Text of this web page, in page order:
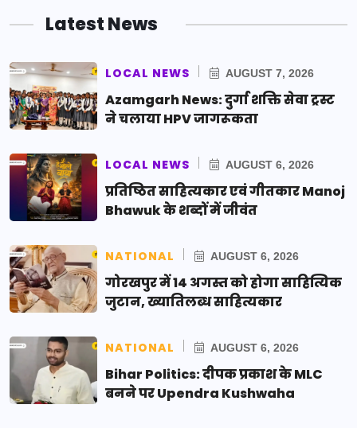
Latest News
LOCAL NEWS AUGUST 7, 2026
Azamgarh News: दुर्गा शक्ति सेवा ट्रस्ट
ने चलाया HPV जागरूकता
LOCAL NEWS AUGUST 6, 2026
प्रतिष्ठित साहित्यकार एवं गीतकार Manoj
Bhawuk के शब्दों में जीवंत
NATIONAL AUGUST 6, 2026
गोरखपुर में 14 अगस्त को होगा साहित्यिक
जुटान, ख्यातिलब्ध साहित्यकार
NATIONAL AUGUST 6, 2026
Bihar Politics: दीपक प्रकाश के MLC
बनने पर Upendra Kushwaha